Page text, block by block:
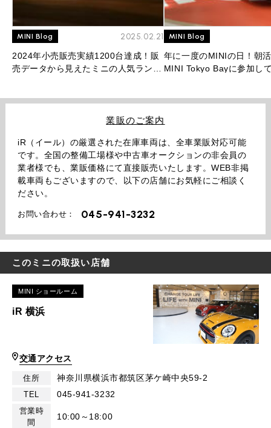
MINI Blog 2025.02.21
2024年小売販売実績1200台達成！販
売データから見えたミニの人気ランキ
MINI Blog
年に一度のMINIの日！朝
MINI Tokyo Bayに参加し
業販のご案内
iR（イール）の厳選された在庫車両は、全車業販対応可能
です。全国の整備工場様や中古車オークションの非会員の
業者様でも、業販価格にて直接販売いたします。WEB非掲
載車両もございますので、以下の店舗にお気軽にご相談く
ださい。
お問い合わせ： 045-941-3232
このミニの取扱い店舗
MINI ショールーム
iR 横浜
交通アクセス
住所 神奈川県横浜市都筑区茅ケ崎中央59-2
TEL 045-941-3232
営業時
間
10:00～18:00